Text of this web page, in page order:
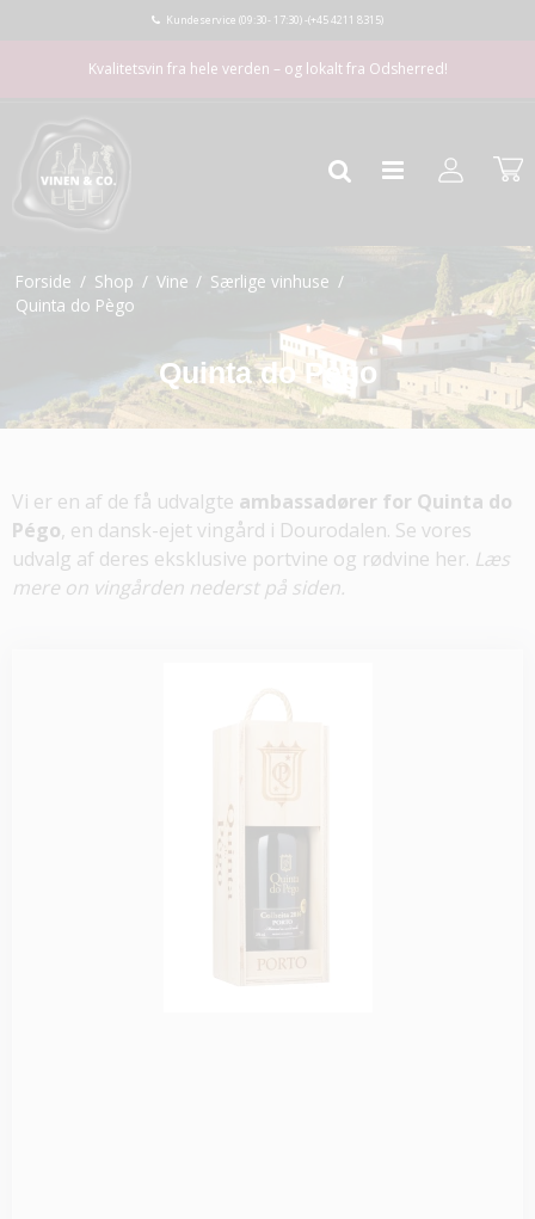
Kundeservice (09:30- 17:30) -(+45 4211 8315)
Kvalitetsvin fra hele verden – og lokalt fra Odsherred!
Forside / Shop / Vine / Særlige vinhuse /
Quinta do Pègo
Quinta do Pègo
Vi er en af de få udvalgte ambassadører for Quinta do
Pégo, en dansk-ejet vingård i Dourodalen. Se vores
udvalg af deres eksklusive portvine og rødvine her. Læs
mere on vingården nederst på siden.